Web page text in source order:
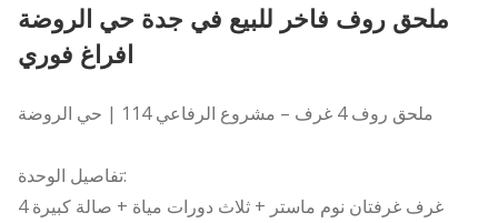
ملحق روف فاخر للبيع في جدة حي الروضة
افراغ فوري
ملحق روف 4 غرف – مشروع الرفاعي 114 | حي الروضة
تفاصيل الوحدة:
4 غرف غرفتان نوم ماستر + ثلاث دورات مياة + صالة كبيرة